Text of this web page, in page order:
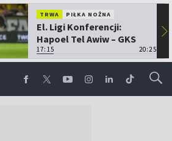
TRWA PIŁKA NOŻNA
El. Ligi Konferencji:
Hapoel Tel Awiw – GKS
Katowice
17:15 20:25
▶